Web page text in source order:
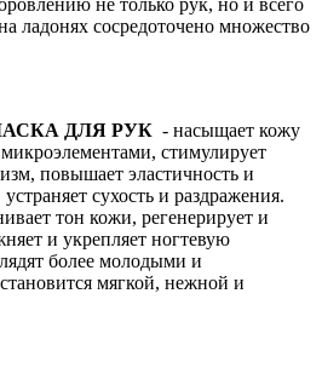
ладонях сосредоточено множество
ДЛЯ РУК - насыщает кожу
стимулирует
повышает эластичность и
сухость и раздражения.
тон кожи, регенерирует и
и укрепляет ногтевую
более молодыми и
мягкой, нежной и